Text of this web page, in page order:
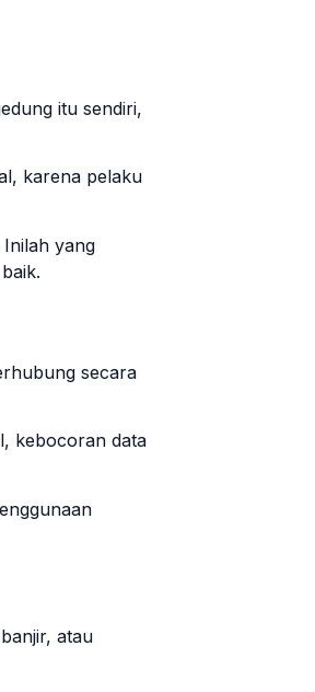
itu sendiri,
karena pelaku
yang
secara
kebocoran data
atau